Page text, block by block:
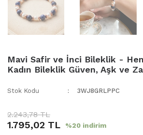
Mavi Safir ve İnci Bileklik -
Kadın Bileklik Güven, Aşk ve
Stok Kodu 3WJ8GRLPPC
2.243,78 TL
1.795,02 TL %20 indirim